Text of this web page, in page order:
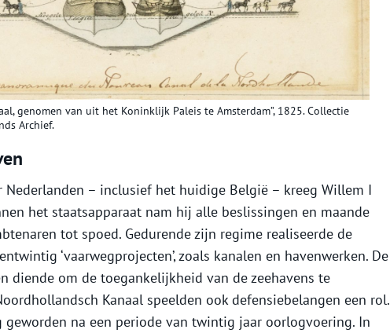
genomen van uit het Koninklijk Paleis te Amsterdam”, 1825. Collectie
Archief.
Nederlanden – inclusief het huidige België – kreeg Willem I
het staatsapparaat nam hij alle beslissingen en maande
tot spoed. Gedurende zijn regime realiseerde de
‘vaarwegprojecten’, zoals kanalen en havenwerken. De
diende om de toegankelijkheid van de zeehavens te
Kanaal speelden ook defensiebelangen een rol.
na een periode van twintig jaar oorlogvoering. In